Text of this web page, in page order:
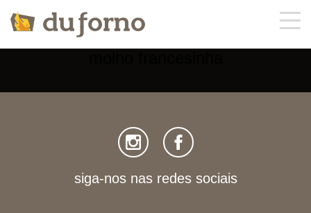
sobre nós
contactos
siga-nos nas redes sociais